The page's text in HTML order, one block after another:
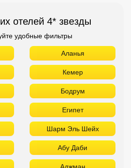
отелей 4* звезды
удобные фильтры
Аланья
Кемер
Бодрум
Египет
Шарм Эль Шейх
Абу Даби